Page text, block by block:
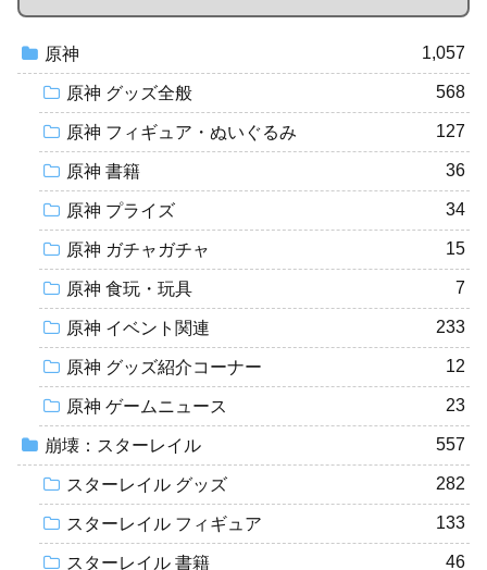
原神 1,057
原神 グッズ全般 568
原神 フィギュア・ぬいぐるみ 127
原神 書籍 36
原神 プライズ 34
原神 ガチャガチャ 15
原神 食玩・玩具 7
原神 イベント関連 233
原神 グッズ紹介コーナー 12
原神 ゲームニュース 23
崩壊：スターレイル 557
スターレイル グッズ 282
スターレイル フィギュア 133
スターレイル 書籍 46